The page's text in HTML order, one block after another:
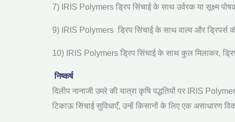
7) IRIS Polymers ड्रिप सिंचाई के साथ उर्वरक या सूक्ष्म
9) IRIS Polymers ड्रिप सिंचाई के साथ वाल्व और ड्रिपर्स
10) IRIS Polymers ड्रिप सिंचाई के साथ कुल मिलाकर,
निष्कर्ष
दिलीप नानाजी उमरे की यात्रा कृषि पद्धतियों पर
IRIS
टिकाऊ सिंचाई सुविधाएँ, उन्हें किसानों के लिए एक असाधारण